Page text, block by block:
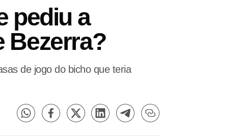
pediu a
Bezerra?
de jogo do bicho que teria